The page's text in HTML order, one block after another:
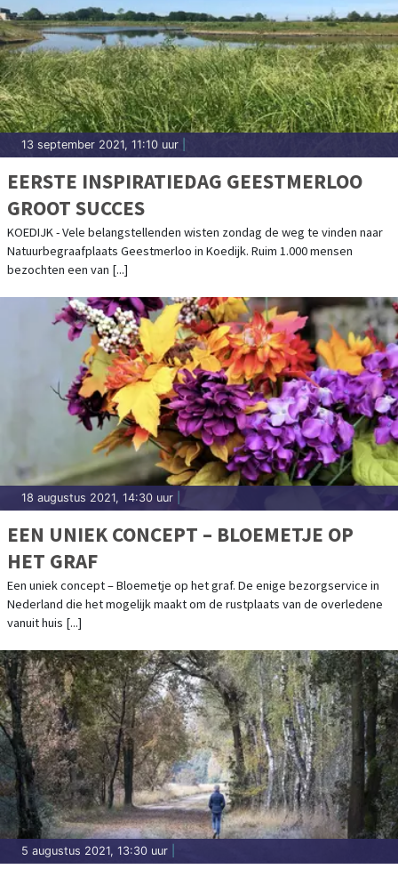
13 september 2021, 11:10 uur
EERSTE INSPIRATIEDAG GEESTMERLOO
GROOT SUCCES
KOEDIJK - Vele belangstellenden wisten zondag de weg te vinden naar
Natuurbegraafplaats Geestmerloo in Koedijk. Ruim 1.000 mensen
bezochten een van [...]
18 augustus 2021, 14:30 uur
EEN UNIEK CONCEPT – BLOEMETJE OP
HET GRAF
Een uniek concept – Bloemetje op het graf. De enige bezorgservice in
Nederland die het mogelijk maakt om de rustplaats van de overledene
vanuit huis [...]
5 augustus 2021, 13:30 uur